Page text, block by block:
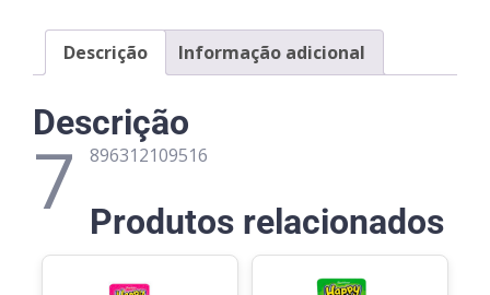
Descrição Informação adicional
Descrição
7 896312109516
Produtos relacionados